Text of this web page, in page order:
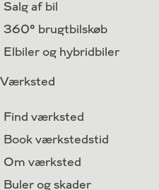
Salg af bil
360° brugtbilskøb
Elbiler og hybridbiler
Værksted
Find værksted
Book værkstedstid
Om værksted
Buler og skader